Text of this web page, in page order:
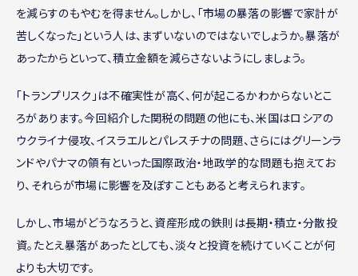
を減らすのもやむを得ません。しかし、「市場の暴落の影響で家計が
苦しくなった」という人は、まずいないのではないでしょうか。暴落が
あったからといって、積立金額を減らさないようにしましょう。
「トランプリスク」は不確実性が高く、何が起こるかわからないとこ
ろがあります。今回紹介した関税の問題の他にも、米国はロシアの
ウクライナ侵攻、イスラエルとパレスチナの問題、さらにはグリーンラ
ンドやパナマの領有といった国際政治・地政学的な問題も抱えてお
り、それらが市場に影響を及ぼすこともあると考えられます。
しかし、市場がどうなろうと、資産形成の鉄則は長期・積立・分散投
資。たとえ暴落があったとしても、淡々と投資を続けていくことが何
よりも大切です。